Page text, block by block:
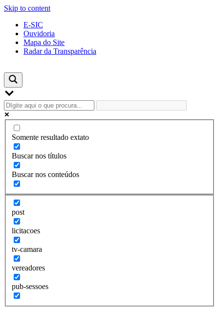
Skip to content
E-SIC
Ouvidoria
Mapa do Site
Radar da Transparência
Somente resultado extato
Buscar nos títulos
Buscar nos conteúdos
post
licitacoes
tv-camara
vereadores
pub-sessoes